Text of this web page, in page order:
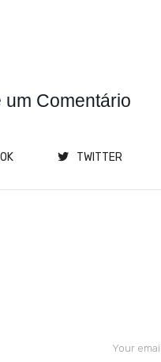
um Comentário
TWITTER
Your